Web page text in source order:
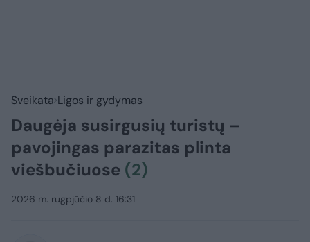
Sveikata Ligos ir gydymas
Daugėja susirgusių turistų –
pavojingas parazitas plinta
viešbučiuose (2)
2026 m. rugpjūčio 8 d. 16:31